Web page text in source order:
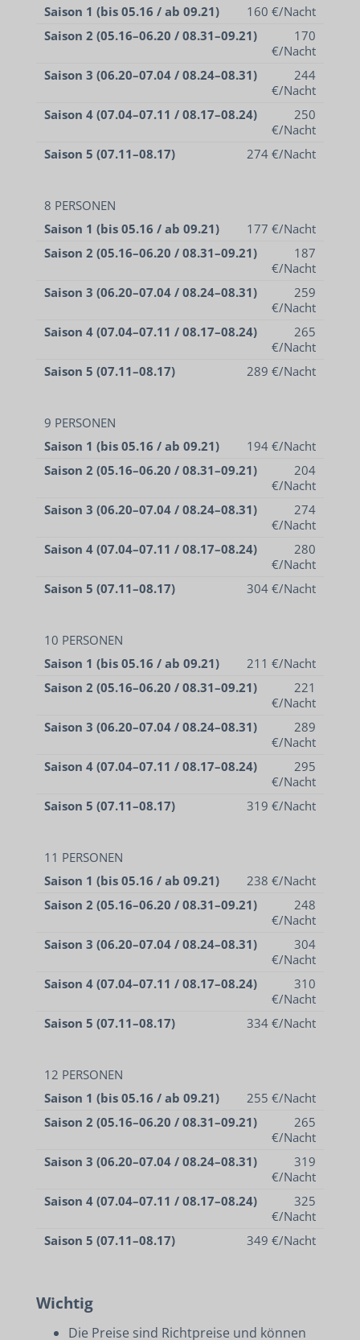
Saison 1 (bis 05.16 / ab 09.21)
160 €/Nacht
Saison 2 (05.16–06.20 / 08.31–09.21)
170
€/Nacht
Saison 3 (06.20–07.04 / 08.24–08.31)
244
€/Nacht
Saison 4 (07.04–07.11 / 08.17–08.24)
250
€/Nacht
Saison 5 (07.11–08.17)
274 €/Nacht
8 PERSONEN
Saison 1 (bis 05.16 / ab 09.21)
177 €/Nacht
Saison 2 (05.16–06.20 / 08.31–09.21)
187
€/Nacht
Saison 3 (06.20–07.04 / 08.24–08.31)
259
€/Nacht
Saison 4 (07.04–07.11 / 08.17–08.24)
265
€/Nacht
Saison 5 (07.11–08.17)
289 €/Nacht
9 PERSONEN
Saison 1 (bis 05.16 / ab 09.21)
194 €/Nacht
Saison 2 (05.16–06.20 / 08.31–09.21)
204
€/Nacht
Saison 3 (06.20–07.04 / 08.24–08.31)
274
€/Nacht
Saison 4 (07.04–07.11 / 08.17–08.24)
280
€/Nacht
Saison 5 (07.11–08.17)
304 €/Nacht
10 PERSONEN
Saison 1 (bis 05.16 / ab 09.21)
211 €/Nacht
Saison 2 (05.16–06.20 / 08.31–09.21)
221
€/Nacht
Saison 3 (06.20–07.04 / 08.24–08.31)
289
€/Nacht
Saison 4 (07.04–07.11 / 08.17–08.24)
295
€/Nacht
Saison 5 (07.11–08.17)
319 €/Nacht
11 PERSONEN
Saison 1 (bis 05.16 / ab 09.21)
238 €/Nacht
Saison 2 (05.16–06.20 / 08.31–09.21)
248
€/Nacht
Saison 3 (06.20–07.04 / 08.24–08.31)
304
€/Nacht
Saison 4 (07.04–07.11 / 08.17–08.24)
310
€/Nacht
Saison 5 (07.11–08.17)
334 €/Nacht
12 PERSONEN
Saison 1 (bis 05.16 / ab 09.21)
255 €/Nacht
Saison 2 (05.16–06.20 / 08.31–09.21)
265
€/Nacht
Saison 3 (06.20–07.04 / 08.24–08.31)
319
€/Nacht
Saison 4 (07.04–07.11 / 08.17–08.24)
325
€/Nacht
Saison 5 (07.11–08.17)
349 €/Nacht
Wichtig
Die Preise sind Richtpreise und können